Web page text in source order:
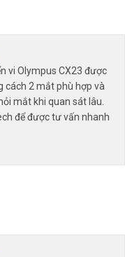
vi Olympus CX23 được
cách 2 mắt phù hợp và
mắt khi quan sát lâu.
để được tư vấn nhanh